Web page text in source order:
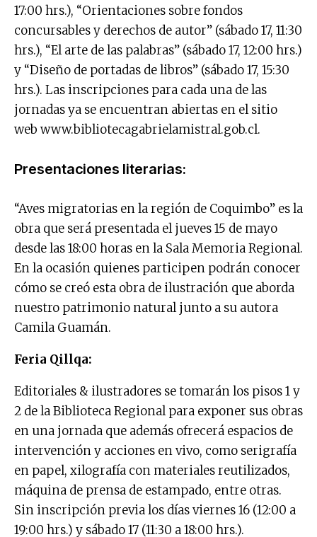
17:00 hrs.), “Orientaciones sobre fondos
concursables y derechos de autor” (sábado 17, 11:30
hrs.), “El arte de las palabras” (sábado 17, 12:00 hrs.)
y “Diseño de portadas de libros” (sábado 17, 15:30
hrs.). Las inscripciones para cada una de las
jornadas ya se encuentran abiertas en el sitio
web www.bibliotecagabrielamistral.gob.cl.
Presentaciones literarias:
“Aves migratorias en la región de Coquimbo” es la
obra que será presentada el jueves 15 de mayo
desde las 18:00 horas en la Sala Memoria Regional.
En la ocasión quienes participen podrán conocer
cómo se creó esta obra de ilustración que aborda
nuestro patrimonio natural junto a su autora
Camila Guamán.
Feria Qillqa:
Editoriales & ilustradores se tomarán los pisos 1 y
2 de la Biblioteca Regional para exponer sus obras
en una jornada que además ofrecerá espacios de
intervención y acciones en vivo, como serigrafía
en papel, xilografía con materiales reutilizados,
máquina de prensa de estampado, entre otras.
Sin inscripción previa los días viernes 16 (12:00 a
19:00 hrs.) y sábado 17 (11:30 a 18:00 hrs.).